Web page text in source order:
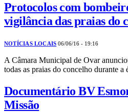
Protocolos com
vigilância das praias do
NOTÍCIAS LOCAIS 06/06/16 - 19:16
A Câmara Municipal de Ovar
todas as praias do concelho durante
Documentário BV
Missão